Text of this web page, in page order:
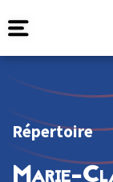
Répertoire